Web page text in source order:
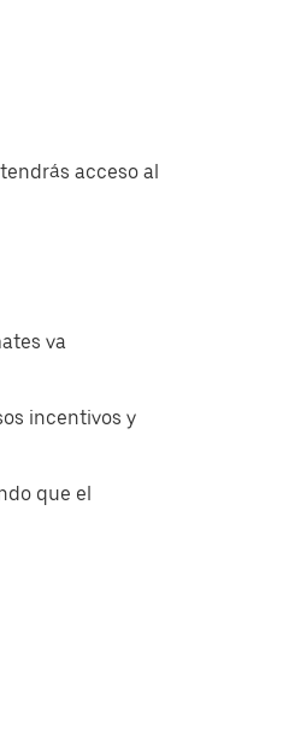
acceso al
va
incentivos y
que el